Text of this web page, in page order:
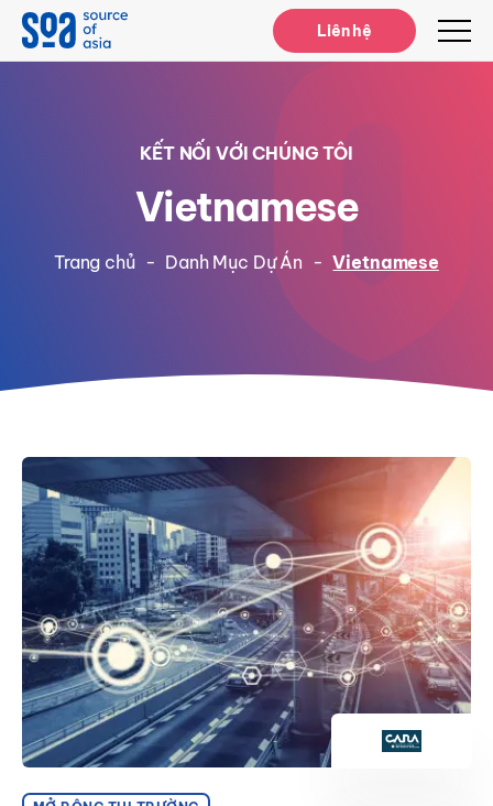
KẾT NỐI VỚI CHÚNG TÔI
Vietnamese
Trang chủ - Danh Mục Dự Án - Vietnamese
Liên hệ
Notifications